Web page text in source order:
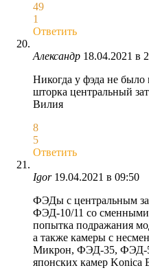
49
1
Ответить
Александр 18.04.2021 в
Никогда у фэда не было
шторка центральный
Вилия
8
5
Ответить
Igor 19.04.2021 в 09:50
ФЭДы с центральным
ФЭД-10/11 со сменными
попытка подражания
а также камеры с
Микрон, ФЭД-35, ФЭД-
японских камер Konica